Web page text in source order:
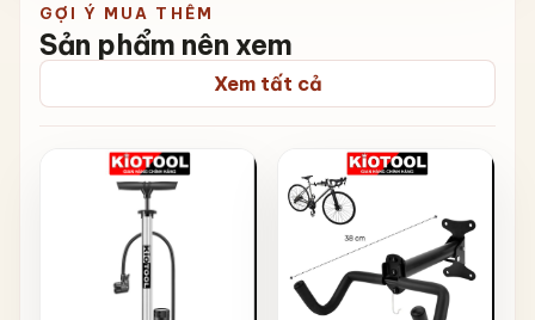
GỢI Ý MUA THÊM
Sản phẩm nên xem
Xem tất cả